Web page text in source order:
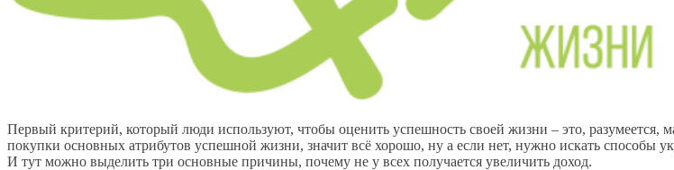
Первый критерий, который люди используют, чтобы оценить успешность своей жизни – это, разумеется,
покупки основных атрибутов успешной жизни, значит всё хорошо, ну а если нет, нужно искать способы
И тут можно выделить три основные причины, почему не у всех получается увеличить доход.